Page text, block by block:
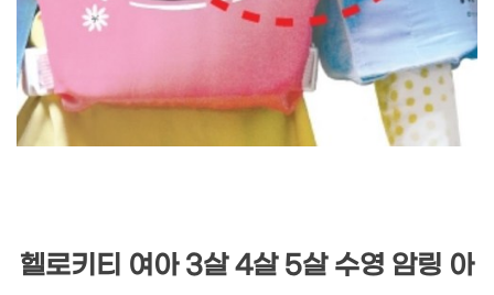
헬로키티 여아 3살 4살 5살 수영 암링 아